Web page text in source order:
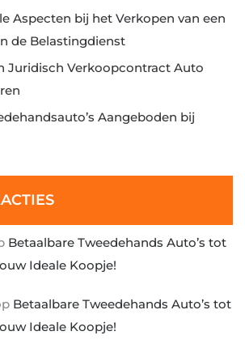
Aspecten bij het Verkopen van een
de Belastingdienst
Juridisch Verkoopcontract Auto
Aangeboden bij
Betaalbare Tweedehands Auto’s tot
Ideale Koopje!
Betaalbare Tweedehands Auto’s tot
Ideale Koopje!